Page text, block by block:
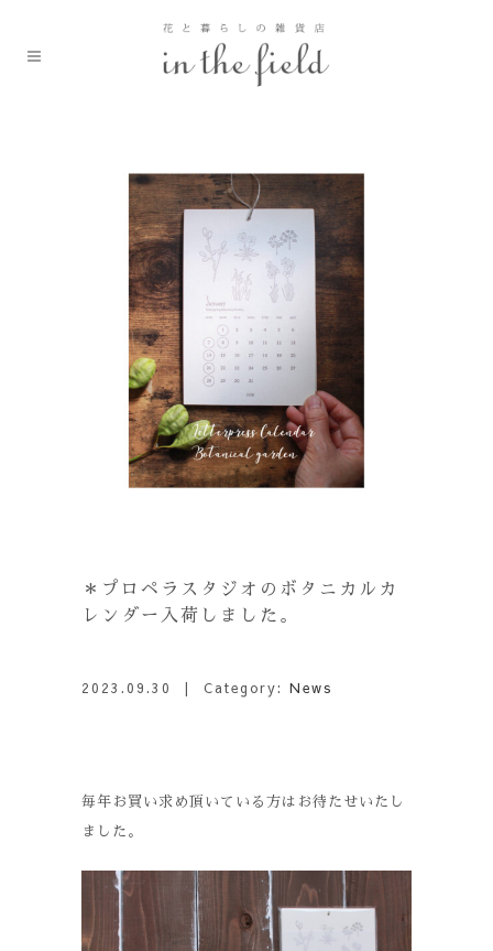
＊プロペラスタジオのボタニカルカ
レンダー入荷しました。
2023.09.30 | Category: News
毎年お買い求め頂いている方はお待たせいたし
ました。